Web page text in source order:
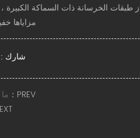
طبقات الخرسانة ذات السماكة
مزاياها
شارك :
PREV：
：